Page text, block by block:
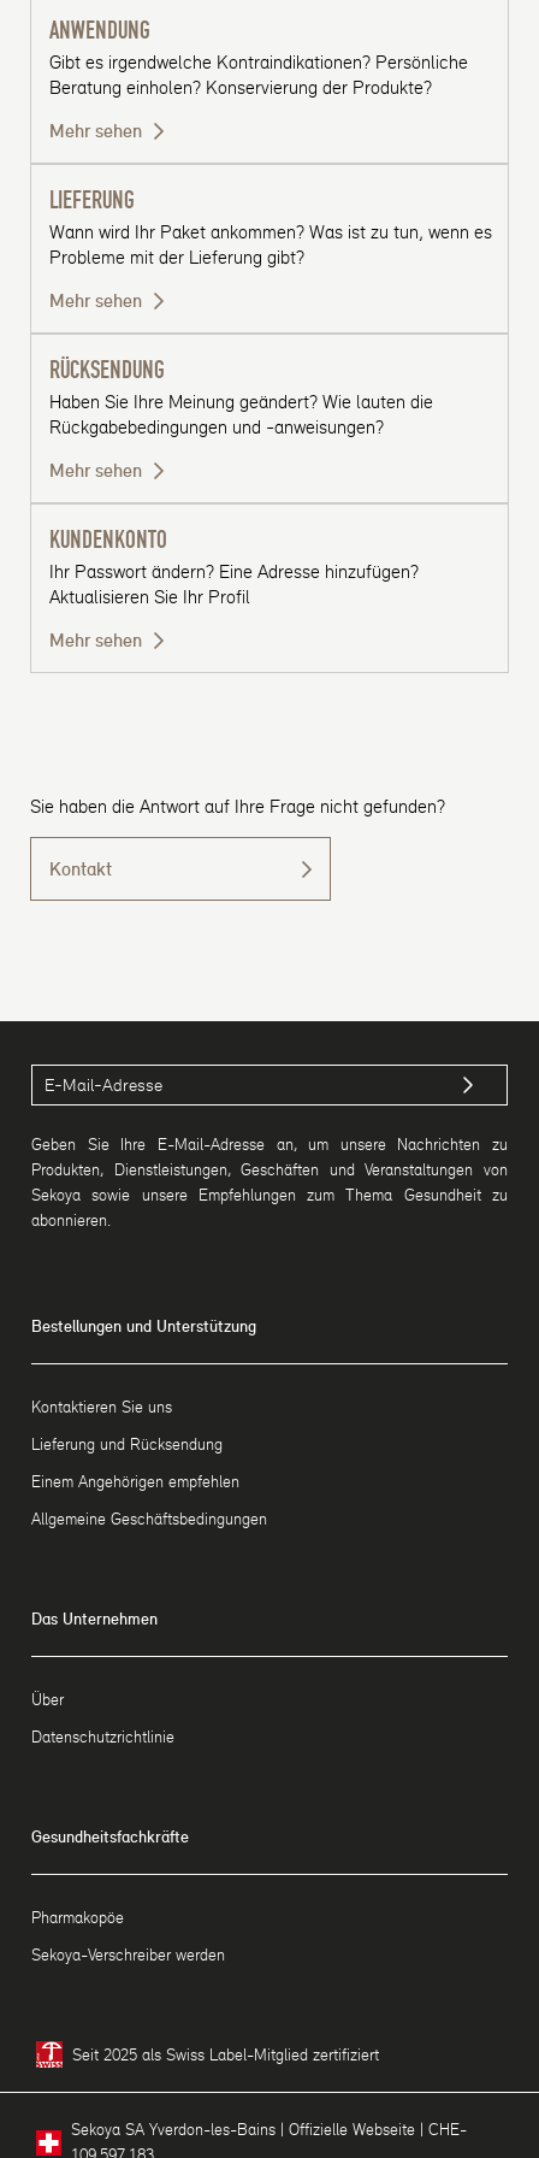
• Apple Pay
• Google Pay
Die angebotenen Zahlungsmethoden können je
nach Lieferland variieren. Alle Transaktionen sind
gesichert, um den Schutz Ihrer Zahlungsdaten zu
gewährleisten.
ANWENDUNG
Gibt es irgendwelche Kontraindikationen? Persönliche
Beratung einholen? Konservierung der Produkte?
Mehr sehen
LIEFERUNG
Wann wird Ihr Paket ankommen? Was ist zu tun, wenn es
Probleme mit der Lieferung gibt?
Mehr sehen
RÜCKSENDUNG
Haben Sie Ihre Meinung geändert? Wie lauten die
Rückgabebedingungen und -anweisungen?
Mehr sehen
KUNDENKONTO
Ihr Passwort ändern? Eine Adresse hinzufügen?
Aktualisieren Sie Ihr Profil
Mehr sehen
Sie haben die Antwort auf Ihre Frage nicht gefunden?
Kontakt
Geben Sie Ihre E-Mail-Adresse an, um unsere Nachrichten zu
Produkten, Dienstleistungen, Geschäften und Veranstaltungen von
Sekoya sowie unsere Empfehlungen zum Thema Gesundheit zu
abonnieren.
Bestellungen und Unterstützung
Kontaktieren Sie uns
Lieferung und Rücksendung
Einem Angehörigen empfehlen
Allgemeine Geschäftsbedingungen
Das Unternehmen
Über
Datenschutzrichtlinie
Gesundheitsfachkräfte
Pharmakopöe
Sekoya-Verschreiber werden
Seit 2025 als Swiss Label-Mitglied zertifiziert
Sekoya SA Yverdon-les-Bains | Offizielle Webseite | CHE-